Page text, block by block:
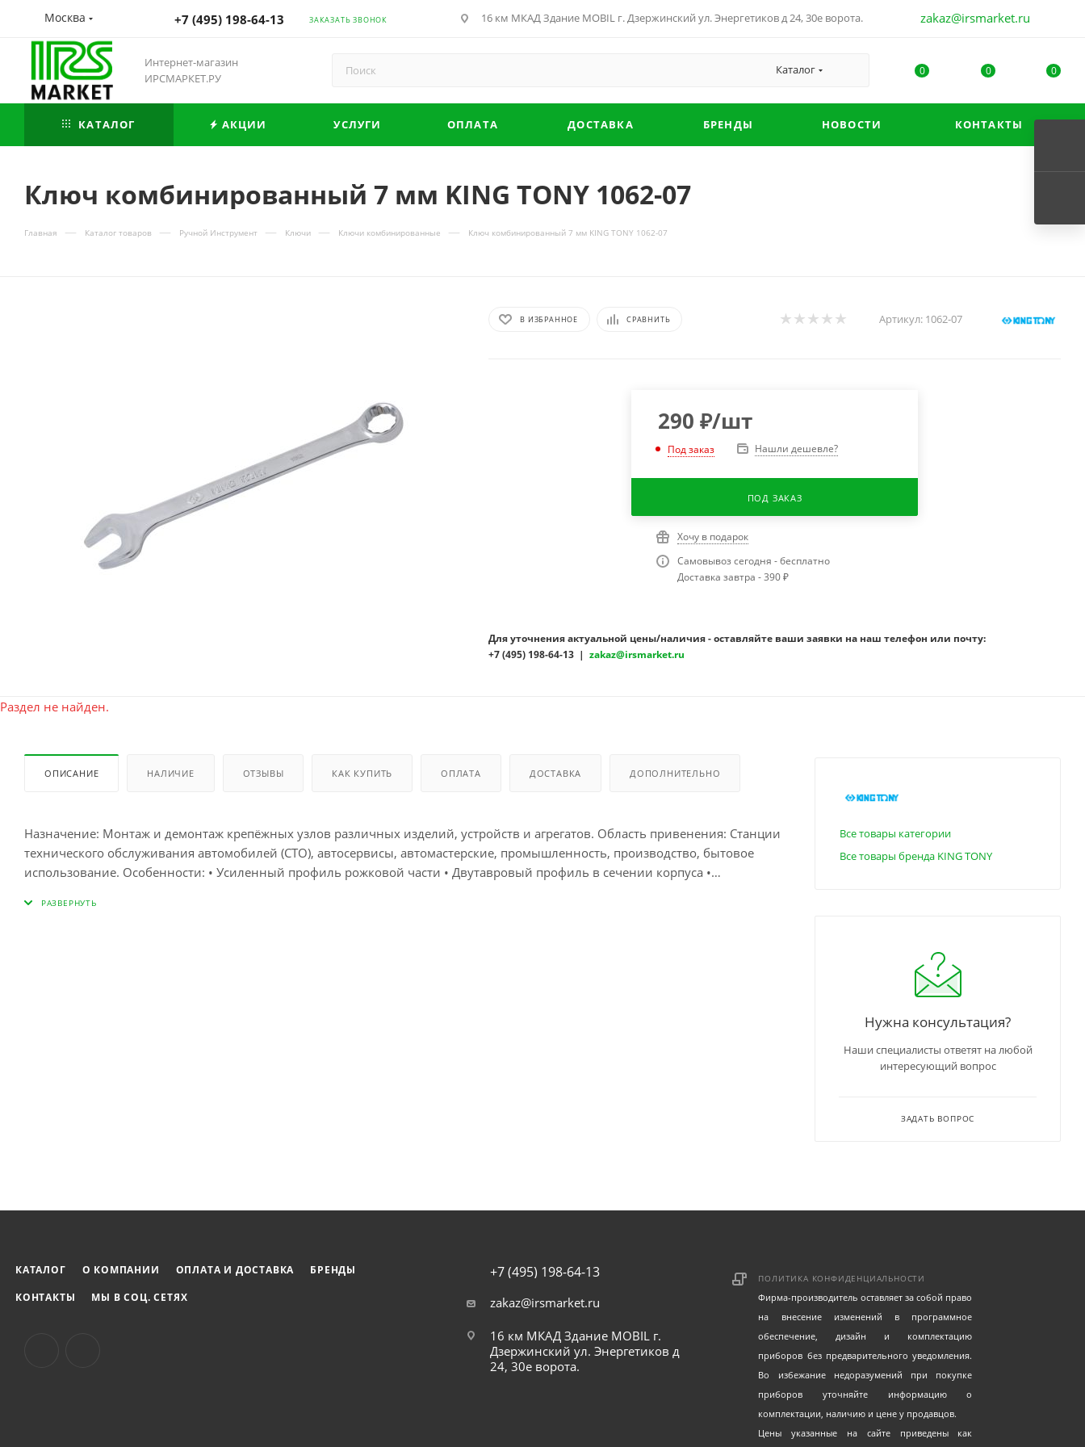
Москва +7 (495) 198-64-13 ЗАКАЗАТЬ ЗВОНОК 16 км МКАД Здание MOBIL г. Дзержинский ул. Энергетиков д 24, 30е ворота. zakaz@irsmarket.ru
Интернет-магазин
ИРСМАРКЕТ.РУ
Каталог 0 0 0
КАТАЛОГ АКЦИИ УСЛУГИ ОПЛАТА ДОСТАВКА БРЕНДЫ НОВОСТИ КОНТАКТЫ
Ключ комбинированный 7 мм KING TONY 1062-07
Главная — Каталог товаров — Ручной Инструмент — Ключи — Ключи комбинированные — Ключ комбинированный 7 мм KING TONY 1062-07
В ИЗБРАННОЕ СРАВНИТЬ Артикул: 1062-07
290 ₽/шт
Под заказ Нашли дешевле?
ПОД ЗАКАЗ
Хочу в подарок
Самовывоз сегодня - бесплатно
Доставка завтра - 390 ₽
Для уточнения актуальной цены/наличия - оставляйте ваши заявки на наш телефон или почту:
+7 (495) 198-64-13 |zakaz@irsmarket.ru
Раздел не найден.
ОПИСАНИЕ НАЛИЧИЕ ОТЗЫВЫ КАК КУПИТЬ ОПЛАТА ДОСТАВКА ДОПОЛНИТЕЛЬНО
Назначение: Монтаж и демонтаж крепёжных узлов различных изделий, устройств и агрегатов. Область привенения: Станции
технического обслуживания автомобилей (СТО), автосервисы, автомастерские, промышленность, производство, бытовое
использование. Особенности: • Усиленный профиль рожковой части • Двутавровый профиль в сечении корпуса •
инструментальной легированной хром-ванадиевой стали специального сплава, состоящего из 15 элементов, входящих в его
Все товары категории
Все товары бренда KING TONY
Нужна консультация?
Наши специалисты ответят на любой
интересующий вопрос
ЗАДАТЬ ВОПРОС
КАТАЛОГ О КОМПАНИИ ОПЛАТА И ДОСТАВКА
БРЕНДЫ
КОНТАКТЫ
МЫ В СОЦ. СЕТЯХ
+7 (495) 198-64-13
zakaz@irsmarket.ru
16 км МКАД Здание MOBIL г.
Дзержинский ул. Энергетиков д
24, 30е ворота.
ПОЛИТИКА КОНФИДЕНЦИАЛЬНОСТИ
Фирма-производитель оставляет за собой право
на внесение изменений в программное
обеспечение, дизайн и комплектацию
приборов без предварительного уведомления.
Во избежание недоразумений при покупке
приборов уточняйте информацию о
комплектации, наличию и цене у продавцов.
Цены указанные на сайте приведены как